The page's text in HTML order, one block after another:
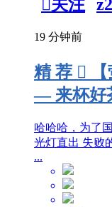
关注
19 分钟前
精 荐 
— 来杯好
哈哈哈，为了
光灯直出 失败
...